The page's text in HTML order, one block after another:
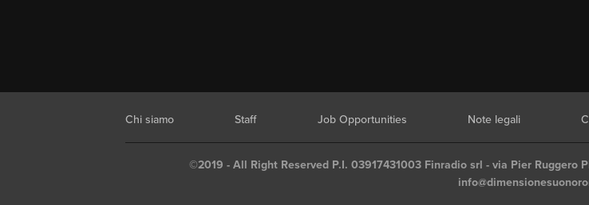
Chi siamo Staff Job Opportunities Note legali
©2019 - All Right Reserved P.I. 03917431003 Finradio srl - via Pier Ruggero